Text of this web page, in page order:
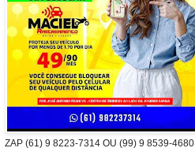
ZAP (61) 9 8223-7314 OU (99) 9 8539-4680